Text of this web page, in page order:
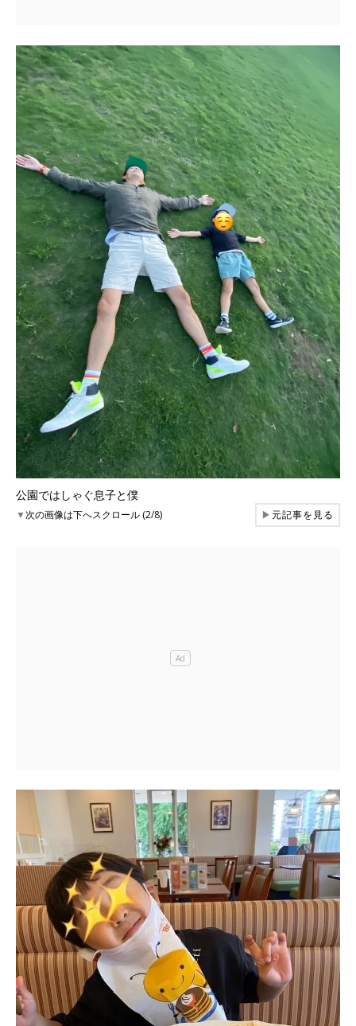
公園ではしゃぐ息子と僕
▼次の画像は下へスクロール (2/8) ▶元記事を見る